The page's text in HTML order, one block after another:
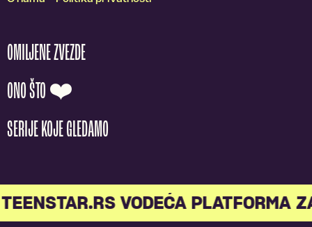
OMILJENE ZVEZDE
ONO ŠTO ❤️
SERIJE KOJE GLEDAMO
TEENSTAR.RS VODEĆA PLATFORMA